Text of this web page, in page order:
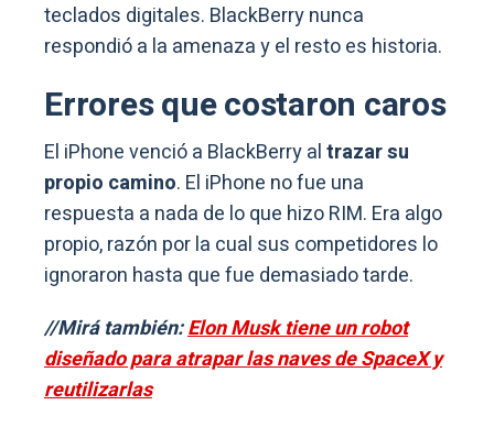
teclados digitales. BlackBerry nunca
respondió a la amenaza y el resto es historia.
Errores que costaron caros
El iPhone venció a BlackBerry altrazar su
propio camino. El iPhone no fue una
respuesta a nada de lo que hizo RIM. Era algo
propio, razón por la cual sus competidores lo
ignoraron hasta que fue demasiado tarde.
//Mirá también:Elon Musk tiene un robot
diseñado para atrapar las naves de SpaceX y
reutilizarlas